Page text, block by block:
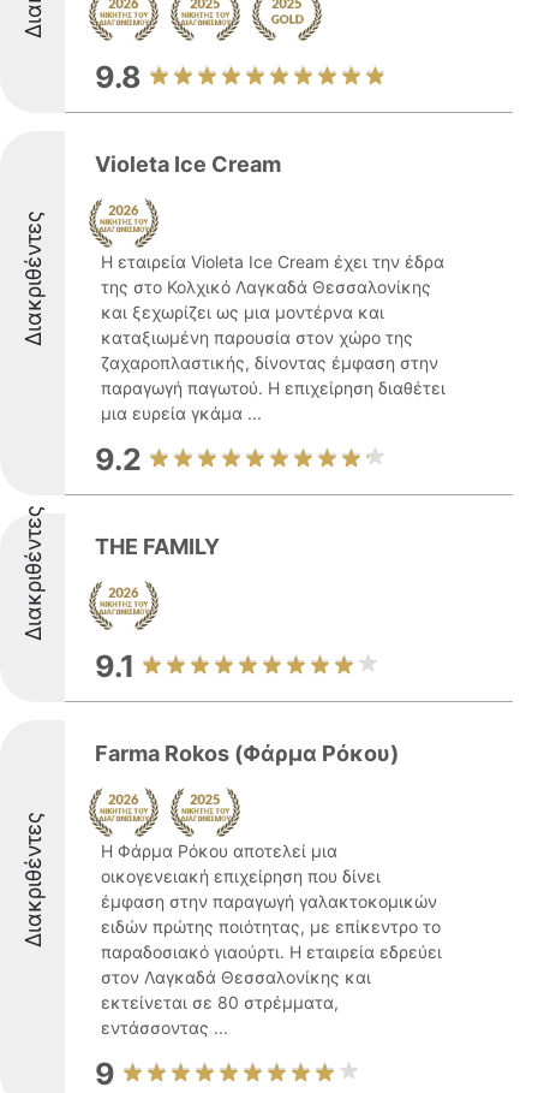
9.8
Διακριθέντες
Violeta Ice Cream
Η εταιρεία Violeta Ice Cream έχει την έδρα
της στο Κολχικό Λαγκαδά Θεσσαλονίκης
και ξεχωρίζει ως μια μοντέρνα και
καταξιωμένη παρουσία στον χώρο της
ζαχαροπλαστικής, δίνοντας έμφαση στην
παραγωγή παγωτού. Η επιχείρηση διαθέτει
μια ευρεία γκάμα ...
9.2
Διακριθέντες THE FAMILY
9.1
Διακριθέντες
Farma Rokos (Φάρμα Ρόκου)
Η Φάρμα Ρόκου αποτελεί μια
οικογενειακή επιχείρηση που δίνει
έμφαση στην παραγωγή γαλακτοκομικών
ειδών πρώτης ποιότητας, με επίκεντρο το
παραδοσιακό γιαούρτι. Η εταιρεία εδρεύει
στον Λαγκαδά Θεσσαλονίκης και
εκτείνεται σε 80 στρέμματα,
εντάσσοντας ...
9